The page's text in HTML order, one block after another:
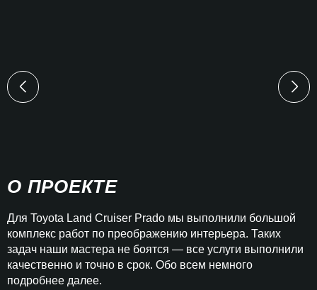
О ПРОЕКТЕ
Для Toyota Land Cruiser Prado мы выполнили большой
комплекс работ по преображению интерьера. Таких
задач наши мастера не боятся — все услуги выполнили
качественно и точно в срок. Обо всем немного
подробнее далее.